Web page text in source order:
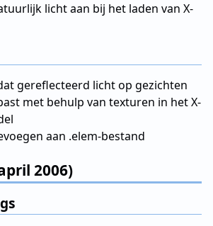
licht aan bij het laden van X-
gereflecteerd licht op gezichten
met behulp van texturen in het X-
aan .elem-bestand
2006)